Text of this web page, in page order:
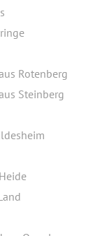
Rotenberg
Steinberg